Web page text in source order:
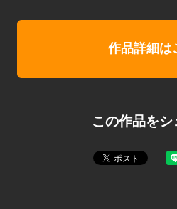
作品詳細は
この作品をシ